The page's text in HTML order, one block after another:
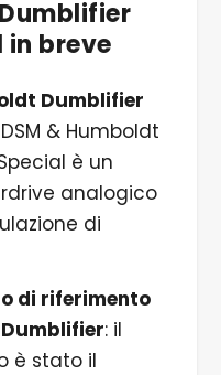
in breve
Dumblifier
& Humboldt
è un
analogico
di
di riferimento
: il
è stato il